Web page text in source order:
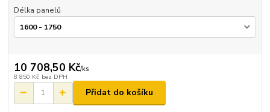
Délka panelů
10 708,50 Kč/ks
8 850 Kč bez DPH
Přidat do košíku